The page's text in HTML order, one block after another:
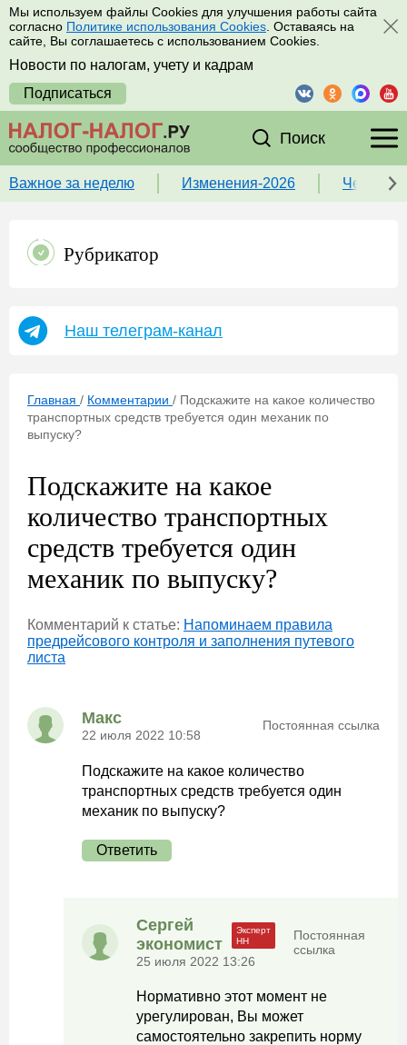
Мы используем файлы Cookies для улучшения работы сайта
согласно Политике использования Cookies . Оставаясь на
сайте, Вы соглашаетесь с использованием Cookies.
Новости по налогам, учету и кадрам
Подписаться
Поиск
Важное за неделю Изменения-2026 Чек-
Рубрикатор
Наш телеграм-канал
Главная / Комментарии / Подскажите на какое количество
транспортных средств требуется один механик по
выпуску?
Подскажите на какое
количество транспортных
средств требуется один
механик по выпуску?
Комментарий к статье: Напоминаем правила
предрейсового контроля и заполнения путевого
листа
Макс
22 июля 2022 10:58
Постоянная ссылка
Подскажите на какое количество
транспортных средств требуется один
механик по выпуску?
Ответить
Сергей
экономист
25 июля 2022 13:26
Постоянная
ссылка
Нормативно этот момент не
урегулирован, Вы может
самостоятельно закрепить норму